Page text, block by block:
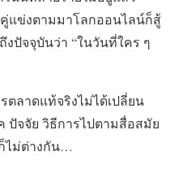
แข่งตามมาโลกออนไลน์ก็สู้
งปัจจุบันว่า “ในวันที่ใคร ๆ
ตลาดแท้จริงไม่ได้เปลี่ยน
ปัจจัย วิธีการไปตามสื่อสมัย
ไม่ต่างกัน…